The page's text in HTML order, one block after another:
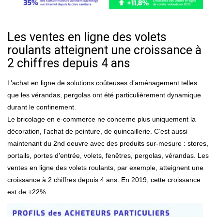
Les ventes en ligne des volets
roulants atteignent une croissance à
2 chiffres depuis 4 ans
L’achat en ligne de solutions coûteuses d’aménagement telles
que les vérandas, pergolas ont été particulièrement dynamique
durant le confinement.
Le bricolage en e-commerce ne concerne plus uniquement la
décoration, l’achat de peinture, de quincaillerie. C’est aussi
maintenant du 2nd oeuvre avec des produits sur-mesure : stores,
portails, portes d’entrée, volets, fenêtres, pergolas, vérandas. Les
ventes en ligne des volets roulants, par exemple, atteignent une
croissance à 2 chiffres depuis 4 ans. En 2019, cette croissance
est de +22%.